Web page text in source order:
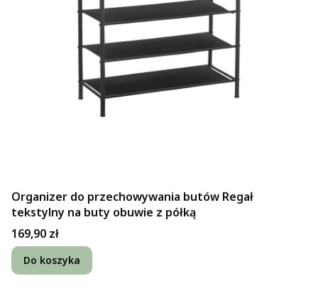
Organizer do przechowywania butów Regał
tekstylny na buty obuwie z półką
Cena
169,90 zł
Do koszyka